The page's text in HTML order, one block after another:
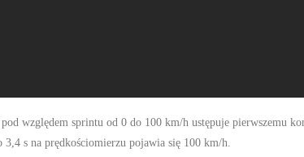
względem sprintu od 0 do 100 km/h ustępuje pierwszemu
s na prędkościomierzu pojawia się 100 km/h.